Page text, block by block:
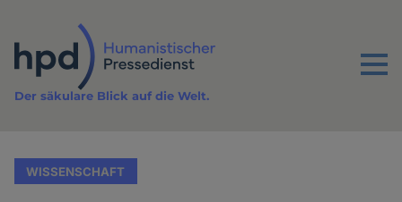
Inhalt
Menu
Der säkulare Blick auf die Welt.
WISSENSCHAFT